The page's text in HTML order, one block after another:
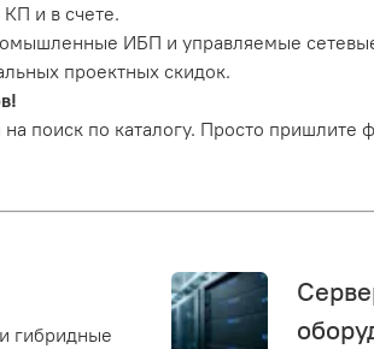
и в счете.
ИБП и управляемые
проектных скидок.
поиск по каталогу. Просто пришлите
гибридные